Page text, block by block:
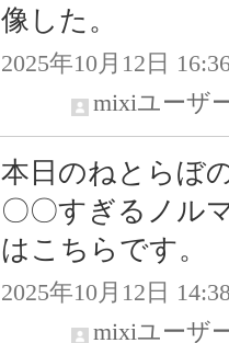
像した。
2025年10月12日
mixiユーザ
本日のねとらぼ
〇〇すぎるノル
はこちらです。
2025年10月12日 14:38
mixiユーザ